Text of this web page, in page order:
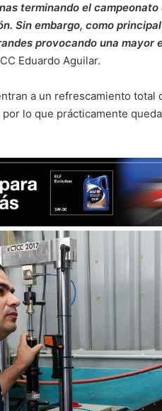
terminando el
Sin embargo, como
provocando una mayor
Eduardo Aguilar.
a un refrescamiento total
lo que prácticamente